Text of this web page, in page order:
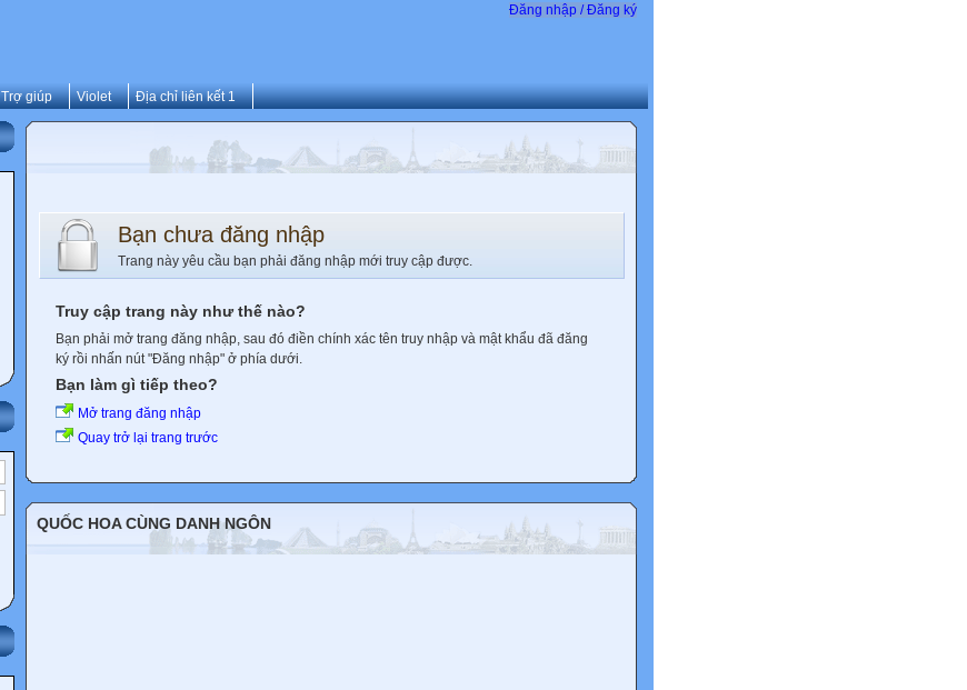
Đăng nhập / Đăng ký
Trợ giúp Violet Địa chỉ liên kết 1
Bạn chưa đăng nhập
Trang này yêu cầu bạn phải đăng nhập mới truy cập được.
Truy cập trang này như thế nào?
Bạn phải mở trang đăng nhập, sau đó điền chính xác tên truy nhập và mật khẩu đã đăng
ký rồi nhấn nút "Đăng nhập" ở phía dưới.
Bạn làm gì tiếp theo?
Mở trang đăng nhập
Quay trở lại trang trước
QUỐC HOA CÙNG DANH NGÔN